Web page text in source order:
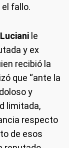
fallo.
le
y ex
recibió la
que “ante la
y
limitada,
respecto
de esos